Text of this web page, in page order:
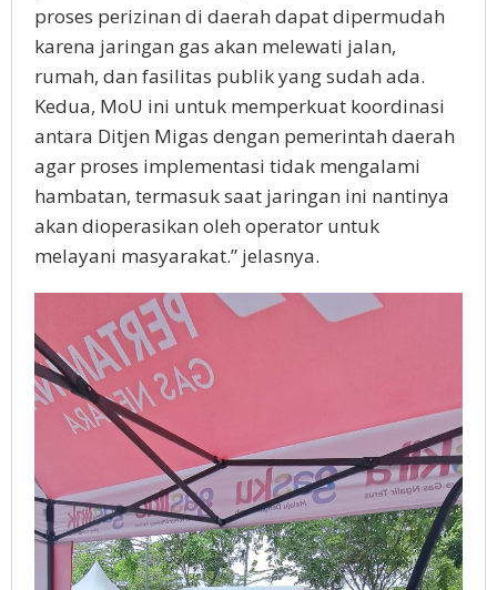
proses perizinan di daerah dapat dipermudah
karena jaringan gas akan melewati jalan,
rumah, dan fasilitas publik yang sudah ada.
Kedua, MoU ini untuk memperkuat koordinasi
antara Ditjen Migas dengan pemerintah daerah
agar proses implementasi tidak mengalami
hambatan, termasuk saat jaringan ini nantinya
akan dioperasikan oleh operator untuk
melayani masyarakat.” jelasnya.